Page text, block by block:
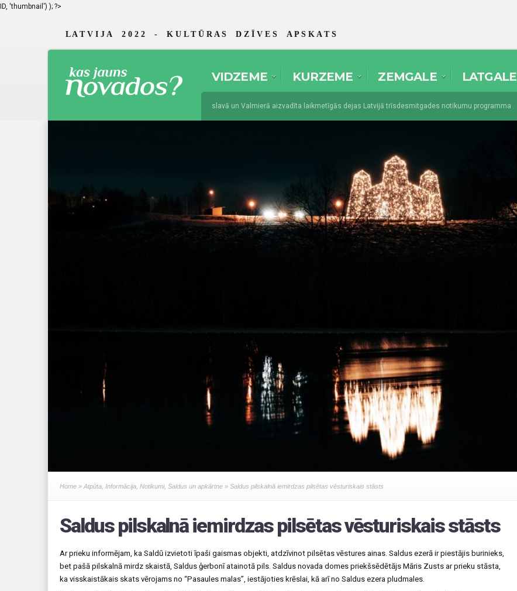
ID, 'thumbnail') ); ?>
L A T V I J A 2 0 2 2 - K U L T Ū R A S D Z Ī V E S A P S K A T S
VIDZEME KURZEME ZEMGALE LATGALE
Braslavā un Valmierā aizvadīta laikmetīgās dejas Latvijā trīsdesmitgades notikumu programma
Home » Atpūta Informācija Notikumi, Saldus un apkārtne » Saldus pilskalnā iemirdzas pilsētas vēsturiskais stāsts
Saldus pilskalnā iemirdzas pilsētas vēsturiskais stāsts
Ar prieku informējam, ka Saldū izvietoti īpaši gaismas objekti, atdzīvinot pilsētas vēstures ainas. Saldus ezerā ir piestājis burinieks,
bet pašā pilskalnā mirdz skaistā, Saldus ģerbonī atainotā pils. Saldus novada domes priekšsēdētājs Māris Zusts ar prieku stāsta,
ka visskaistākais skats vērojams no “Pasaules malas”, iestājoties krēslai, kā arī no Saldus ezera pludmales.